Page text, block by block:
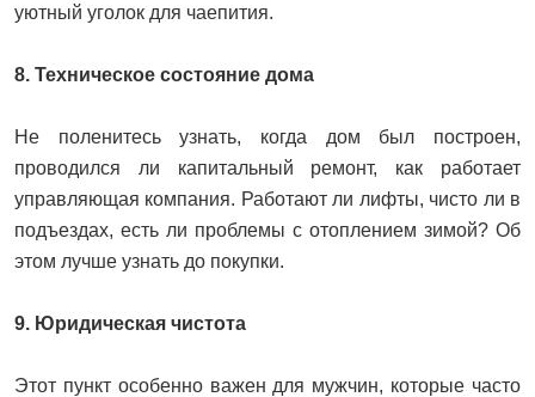
уютный уголок для чаепития.
8. Техническое состояние дома
Не поленитесь узнать, когда дом был построен,
проводился ли капитальный ремонт, как работает
управляющая компания. Работают ли лифты, чисто ли в
подъездах, есть ли проблемы с отоплением зимой? Об
этом лучше узнать до покупки.
9. Юридическая чистота
Этот пункт особенно важен для мужчин, которые часто